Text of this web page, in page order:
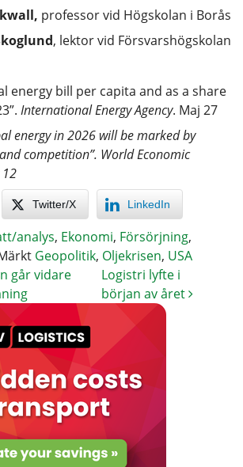
professor vid Högskolan i Borås
, lektor vid Försvarshögskolan
energy bill per capita and as a share
International Energy Agency. Maj 27
energy in 2026 will be marked by
competition”. World Economic
Twitter/X LinkedIn
analys, Ekonomi, Försörjning,
Geopolitik, Oljekrisen, USA
går vidare
Logistri lyfte i
början av året